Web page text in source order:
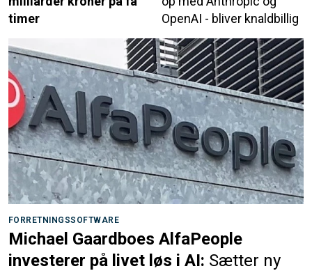
timer
OpenAI - bliver knaldbillig
FORRETNINGSSOFTWARE
Michael Gaardboes AlfaPeople
investerer på livet løs i AI: Sætter ny